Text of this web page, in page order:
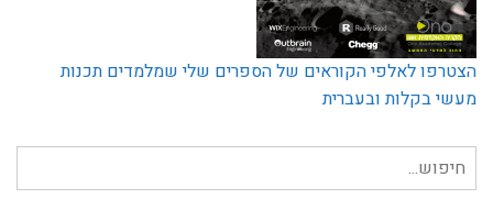
הצטרפו לאלפי הקוראים של הספרים שלי שמלמדים תכנות
מעשי בקלות ובעברית
חיפוש
עבור: